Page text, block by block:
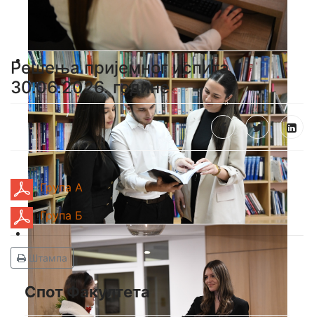
Решења пријемног испита
30.06.2026. године
Група А
Група Б
Штампа
Спот Факултета